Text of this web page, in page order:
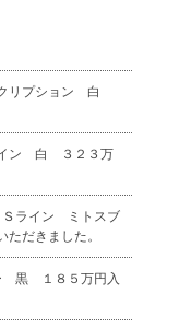
クリプション 白
イン 白 ３２３万
Ｓライン ミトスブ
だきました。
黒 １８５万円入